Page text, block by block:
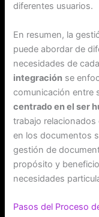
diferentes usuarios.
En resumen, la
puede abordar de
necesidades de
integración se
comunicación entre
centrado en el ser
trabajo
en los documentos
gestión de
propósito y
necesidades
Pasos del Proceso